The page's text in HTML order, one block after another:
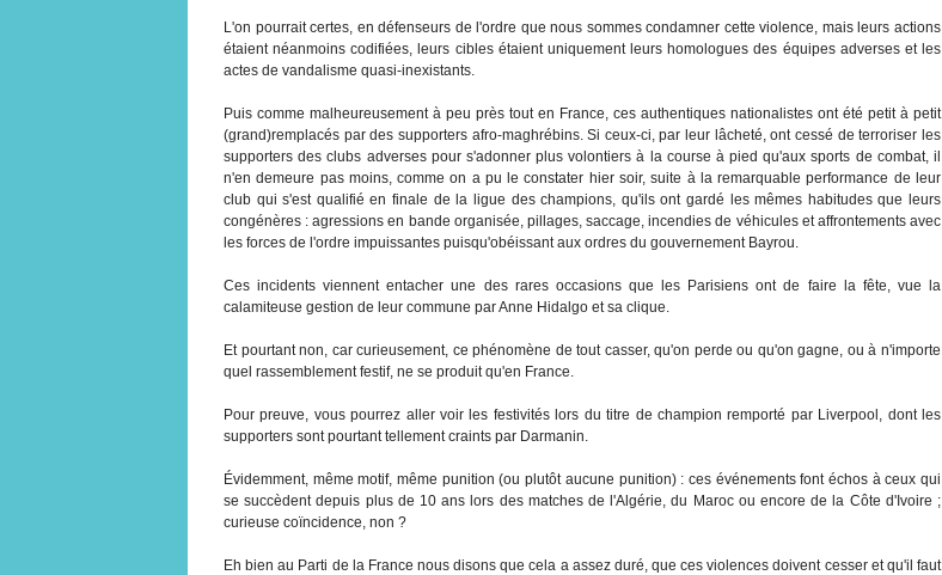
L'on pourrait certes, en défenseurs de l'ordre que nous sommes condamner cette violence, mais leurs actions
étaient néanmoins codifiées, leurs cibles étaient uniquement leurs homologues des équipes adverses et les
actes de vandalisme quasi-inexistants.
Puis comme malheureusement à peu près tout en France, ces authentiques nationalistes ont été petit à petit
(grand)remplacés par des supporters afro-maghrébins. Si ceux-ci, par leur lâcheté, ont cessé de terroriser les
supporters des clubs adverses pour s'adonner plus volontiers à la course à pied qu'aux sports de combat, il
n'en demeure pas moins, comme on a pu le constater hier soir, suite à la remarquable performance de leur
club qui s'est qualifié en finale de la ligue des champions, qu'ils ont gardé les mêmes habitudes que leurs
congénères : agressions en bande organisée, pillages, saccage, incendies de véhicules et affrontements avec
les forces de l'ordre impuissantes puisqu'obéissant aux ordres du gouvernement Bayrou.
Ces incidents viennent entacher une des rares occasions que les Parisiens ont de faire la fête, vue la
calamiteuse gestion de leur commune par Anne Hidalgo et sa clique.
Et pourtant non, car curieusement, ce phénomène de tout casser, qu'on perde ou qu'on gagne, ou à n'importe
quel rassemblement festif, ne se produit qu'en France.
Pour preuve, vous pourrez aller voir les festivités lors du titre de champion remporté par Liverpool, dont les
supporters sont pourtant tellement craints par Darmanin.
Évidemment, même motif, même punition (ou plutôt aucune punition) : ces événements font échos à ceux qui
se succèdent depuis plus de 10 ans lors des matches de l'Algérie, du Maroc ou encore de la Côte d'Ivoire ;
curieuse coïncidence, non ?
Eh bien au Parti de la France nous disons que cela a assez duré, que ces violences doivent cesser et qu'il faut